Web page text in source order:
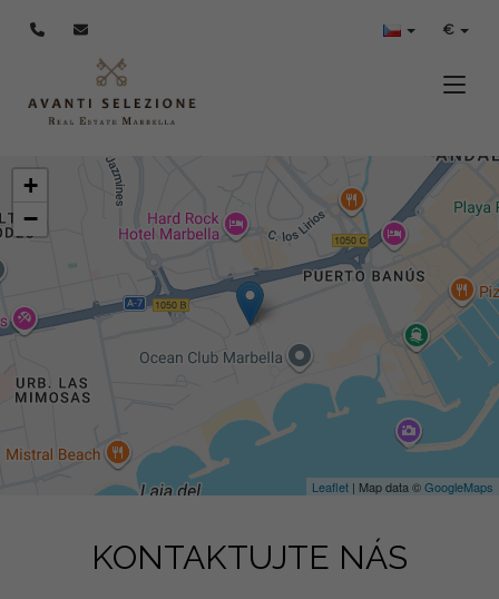
€
+
−
Leaflet | Map data ©GoogleMaps
KONTAKTUJTE NÁS